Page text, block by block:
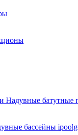
Надувные батутные
бассейны